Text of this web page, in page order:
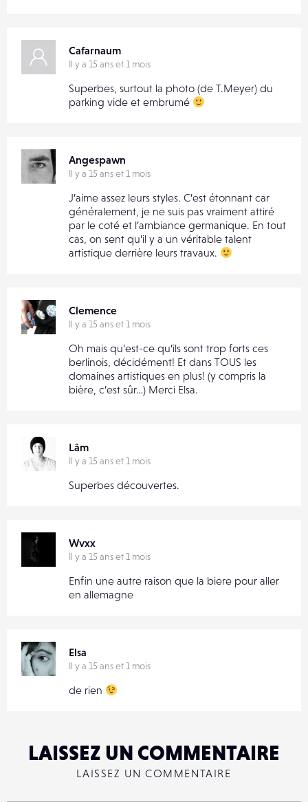
Cafarnaum
Il y a 15 ans et 1 mois
Superbes, surtout la photo (de T.Meyer) du
parking vide et embrumé
Angespawn
Il y a 15 ans et 1 mois
J’aime assez leurs styles. C’est étonnant car
généralement, je ne suis pas vraiment attiré
par le coté et l’ambiance germanique. En tout
cas, on sent qu’il y a un véritable talent
artistique derrière leurs travaux.
Clemence
Il y a 15 ans et 1 mois
Oh mais qu’est-ce qu’ils sont trop forts ces
berlinois, décidément! Et dans TOUS les
domaines artistiques en plus! (y compris la
bière, c’est sûr…) Merci Elsa.
Lâm
Il y a 15 ans et 1 mois
Superbes découvertes.
Wvxx
Il y a 15 ans et 1 mois
Enfin une autre raison que la biere pour aller
en allemagne
Elsa
Il y a 15 ans et 1 mois
de rien
LAISSEZ UN COMMENTAIRE
LAISSEZ UN COMMENTAIRE